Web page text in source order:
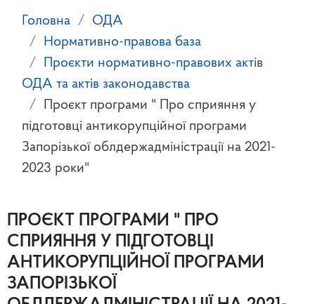
Головна
ОДА
Нормативно-правова база
Проєкти нормативно-правових актів
ОДА та актів законодавства
Проєкт програми " Про сприяння у
підготовці антикорупційної програми
Запорізької облдержадміністрації на 2021-
2023 роки"
ПРОЄКТ ПРОГРАМИ " ПРО
СПРИЯННЯ У ПІДГОТОВЦІ
АНТИКОРУПЦІЙНОЇ ПРОГРАМИ
ЗАПОРІЗЬКОЇ